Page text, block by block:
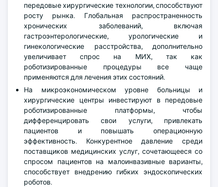
передовые хирургические технологии, способствуют
росту рынка. Глобальная распространенность
хронических заболеваний, включая
гастроэнтерологические, урологические и
гинекологические расстройства, дополнительно
увеличивает спрос на МИХ, так как
роботизированные процедуры все чаще
применяются для лечения этих состояний.
На микроэкономическом уровне больницы и
хирургические центры инвестируют в передовые
роботизированные платформы, чтобы
дифференцировать свои услуги, привлекать
пациентов и повышать операционную
эффективность. Конкурентное давление среди
поставщиков медицинских услуг, сочетающееся со
спросом пациентов на малоинвазивные варианты,
способствует внедрению гибких эндоскопических
роботов.